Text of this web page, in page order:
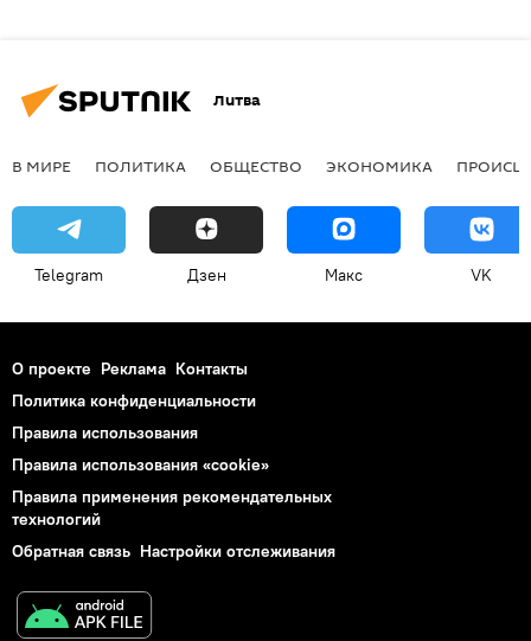
Литва
В МИРЕ ПОЛИТИКА ОБЩЕСТВО ЭКОНОМИКА
Telegram Дзен Макс VK
О проекте Реклама Контакты
Политика конфиденциальности
Правила использования
Правила использования «cookie»
Правила применения рекомендательных
технологий
Обратная связь Настройки отслеживания